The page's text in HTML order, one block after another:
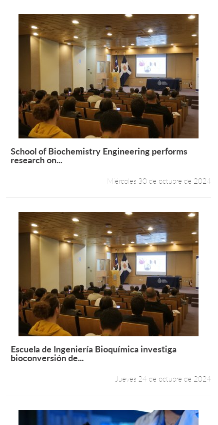
Leer más +
School of Biochemistry Engineering performs
research on...
Miércoles 30 de octubre de 2024
Leer más +
Escuela de Ingeniería Bioquímica investiga
bioconversión de...
Jueves 24 de octubre de 2024